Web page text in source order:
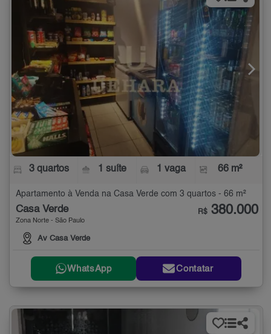
3 quartos 1 suíte 1 vaga 66 m²
Apartamento à Venda na Casa Verde com 3 quartos - 66 m²
Casa Verde
Zona Norte - São Paulo
Av Casa Verde
R$ 380.000
WhatsApp Contatar